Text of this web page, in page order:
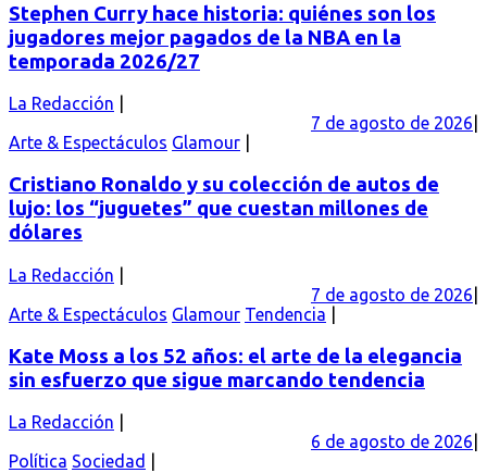
Stephen Curry hace historia: quiénes son los
jugadores mejor pagados de la NBA en la
temporada 2026/27
La Redacción
7 de agosto de 2026
Arte & Espectáculos Glamour
Cristiano Ronaldo y su colección de autos de
lujo: los “juguetes” que cuestan millones de
dólares
La Redacción
7 de agosto de 2026
Arte & Espectáculos Glamour Tendencia
Kate Moss a los 52 años: el arte de la elegancia
sin esfuerzo que sigue marcando tendencia
La Redacción
6 de agosto de 2026
Política Sociedad